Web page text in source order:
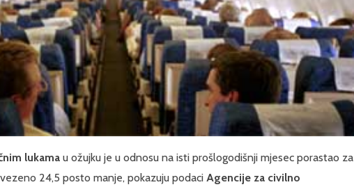
lukama u ožujku je u odnosu na isti prošlogodišnji mjesec porastao za
24,5 posto manje, pokazuju podaci Agencije za civilno